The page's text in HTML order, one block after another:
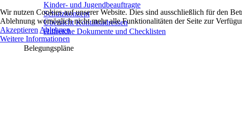
Kinder- und Jugendbeauftragte
Schutzkonzept
Übersicht Kontaktadressen
Hilfreiche Dokumente und Checklisten
Belegungspläne
Wir nutzen Cookies auf unserer Website. Dies sind ausschließlich für den
Ablehnung womöglich nicht mehr alle Funktionalitäten der Seite zur
Akzeptieren Ablehnen
Weitere Informationen